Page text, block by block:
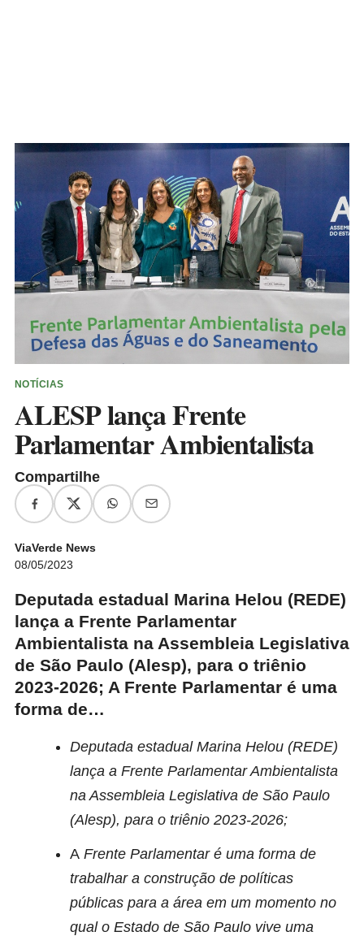
NOTÍCIAS
ALESP lança Frente
Parlamentar Ambientalista
Compartilhe
ViaVerde News
08/05/2023
Deputada estadual Marina Helou (REDE)
lança a Frente Parlamentar
Ambientalista na Assembleia Legislativa
de São Paulo (Alesp), para o triênio
2023-2026; A Frente Parlamentar é uma
forma de…
Deputada estadual Marina Helou (REDE)
lança a Frente Parlamentar Ambientalista
na Assembleia Legislativa de São Paulo
(Alesp), para o triênio 2023-2026;
A Frente Parlamentar é uma forma de
trabalhar a construção de políticas
públicas para a área em um momento no
qual o Estado de São Paulo vive uma